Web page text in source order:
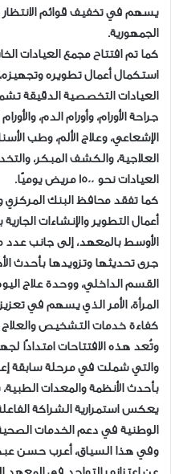
يسهم في تخفيف قوائم
الجمهورية.
كما تم افتتاح مجمع العيادات
استكمال أعمال تطويره
العيادات التخصصية الدقيقة
جراحة الأورام، وأورام الدم،
الإشعاعي، وعلاج الألم، وطب
العلاجية، والكشف المبكر،
العيادات نحو 1500 مريض يوميًا.
كما تفقد محافظ البنك المركزي
أعمال التطوير والإنشاءات
الأوسط بالمعهد، إلى جانب عدد
جرى تحديثها وتزويدها بأحدث
القسم الداخلي، ووحدة علاج
المرأة، الأمر الذي يسهم في
كفاءة خدمات التشخيص والعلاج
وتُعد هذه الافتتاحات امتدادًا
والتي شملت في مرحلة سابقة
بأحدث الأنظمة والمعدات
يعكس استمرارية الشراكة
الوطنية في دعم الخدمات
وفي هذا السياق، أعرب حسن عبد